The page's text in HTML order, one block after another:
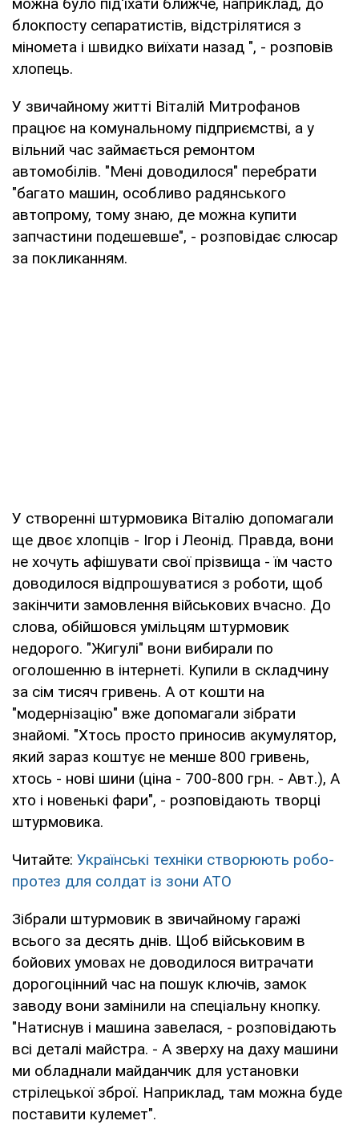
блокпосту сепаратистів, відстрілятися з
міномета і швидко виїхати назад ", - розповів
хлопець.
У звичайному житті Віталій Митрофанов
працює на комунальному підприємстві, а у
вільний час займається ремонтом
автомобілів. "Мені доводилося" перебрати
"багато машин, особливо радянського
автопрому, тому знаю, де можна купити
запчастини подешевше", - розповідає слюсар
за покликанням.
У створенні штурмовика Віталію допомагали
ще двоє хлопців - Ігор і Леонід. Правда, вони
не хочуть афішувати свої прізвища - їм часто
доводилося відпрошуватися з роботи, щоб
закінчити замовлення військових вчасно. До
слова, обійшовся умільцям штурмовик
недорого. "Жигулі" вони вибирали по
оголошенню в інтернеті. Купили в складчину
за сім тисяч гривень. А от кошти на
"модернізацію" вже допомагали зібрати
знайомі. "Хтось просто приносив акумулятор,
який зараз коштує не менше 800 гривень,
хтось - нові шини (ціна - 700-800 грн. - Авт.), А
хто і новенькі фари", - розповідають творці
штурмовика.
Читайте: Українські техніки створюють робо-
протез для солдат із зони АТО
Зібрали штурмовик в звичайному гаражі
всього за десять днів. Щоб військовим в
бойових умовах не доводилося витрачати
дорогоцінний час на пошук ключів, замок
заводу вони замінили на спеціальну кнопку.
"Натиснув і машина завелася, - розповідають
всі деталі майстра. - А зверху на даху машини
ми обладнали майданчик для установки
стрілецької зброї. Наприклад, там можна буде
поставити кулемет".